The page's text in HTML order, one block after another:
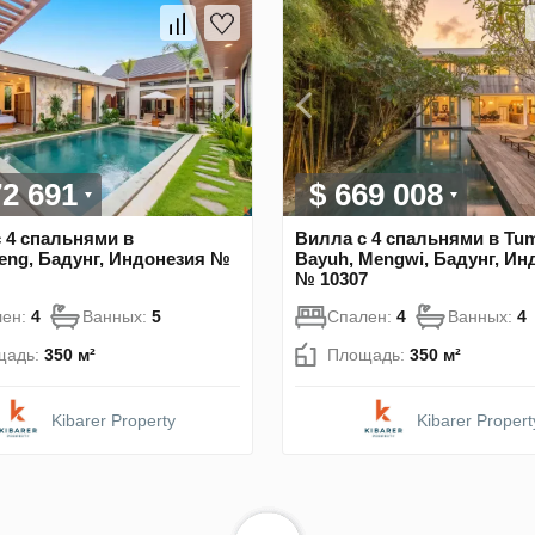
691
4 спальнями в
Бадунг, Индонезия №
4 Ванных: 5
350 м²
Kibarer Property
$ 669 008
Вилла с 4 спальнями в
Bayuh, Mengwi, Бадунг,
№ 10307
Спален: 4 Ванных: 4
Площадь: 350 м²
Kibarer